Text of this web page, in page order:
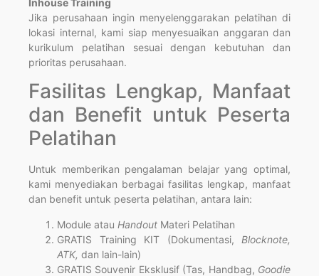
Jika perusahaan ingin menyelenggarakan pelatihan di
lokasi internal, kami siap menyesuaikan anggaran dan
kurikulum pelatihan sesuai dengan kebutuhan dan
prioritas perusahaan.
Fasilitas Lengkap, Manfaat
dan Benefit untuk Peserta
Pelatihan
Untuk memberikan pengalaman belajar yang optimal,
kami menyediakan berbagai fasilitas lengkap, manfaat
dan benefit untuk peserta pelatihan, antara lain:
Module atau Handout Materi Pelatihan
GRATIS Training KIT (Dokumentasi, Blocknote,
ATK, dan lain-lain)
GRATIS Souvenir Eksklusif (Tas, Handbag, Goodie